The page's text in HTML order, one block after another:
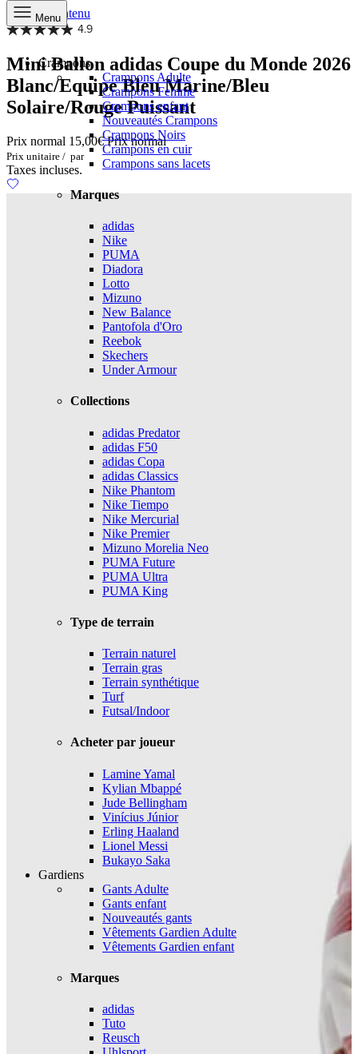
Aller au contenu
Menu
Crampons
Crampons Adulte
Crampons Femme
Crampons enfant
Nouveautés Crampons
Crampons Noirs
Crampons en cuir
Crampons sans lacets
Marques
adidas
Nike
PUMA
Diadora
Lotto
Mizuno
New Balance
Pantofola d'Oro
Reebok
Skechers
Under Armour
Collections
adidas Predator
adidas F50
adidas Copa
adidas Classics
Nike Phantom
Nike Tiempo
Nike Mercurial
Nike Premier
Mizuno Morelia Neo
PUMA Future
PUMA Ultra
PUMA King
Type de terrain
Terrain naturel
Terrain gras
Terrain synthétique
Turf
Futsal/Indoor
Acheter par joueur
Lamine Yamal
Kylian Mbappé
Jude Bellingham
Vinícius Júnior
Erling Haaland
Lionel Messi
Bukayo Saka
Gardiens
Gants Adulte
Gants enfant
Nouveautés gants
Vêtements Gardien Adulte
Vêtements Gardien enfant
Marques
adidas
Tuto
Reusch
4.9
Mini Ballon adidas Coupe du Monde 2026
Blanc/Equipe Bleu Marine/Bleu
Solaire/Rouge Puissant
Prix normal 15,00€Prix normal
Prix unitaire / par
Taxes incluses.